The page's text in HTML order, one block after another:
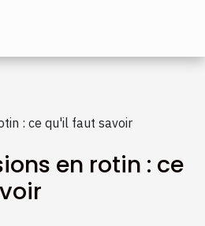
: ce qu'il faut savoir
en rotin : ce